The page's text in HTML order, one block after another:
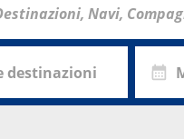
destinazioni